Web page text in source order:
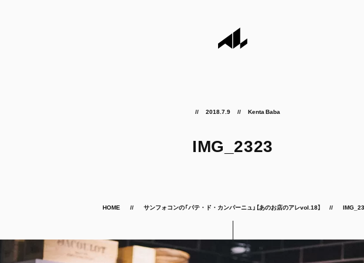
2018.7.9 Kenta Baba
IMG_2323
HOME サンフォコンの「パテ・ド・カンパーニュ」【あのお店のアレvol.18】